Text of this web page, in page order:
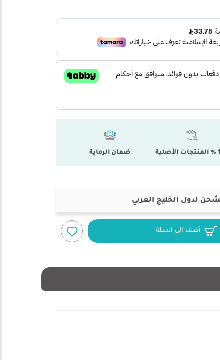
ضمان الرماية
لدول الخليج العربي
أضف الى السلة